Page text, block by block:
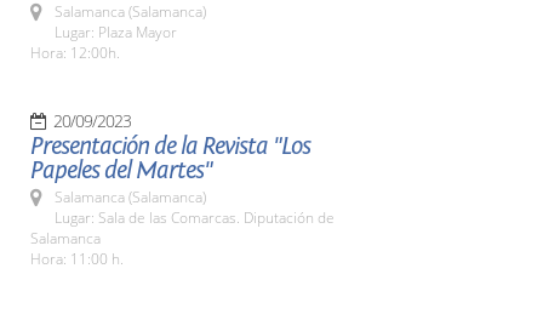
Salamanca (Salamanca)
Lugar: Plaza Mayor
Hora: 12:00h.
20/09/2023
Presentación de la Revista "Los
Papeles del Martes"
Salamanca (Salamanca)
Lugar: Sala de las Comarcas. Diputación de
Salamanca
Hora: 11:00 h.